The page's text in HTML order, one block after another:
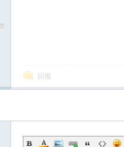
回復